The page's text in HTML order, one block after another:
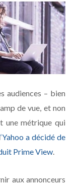
audiences – bien
de vue, et non
une métrique qui
‘Yahoo a décidé de
Prime View.
aux annonceurs